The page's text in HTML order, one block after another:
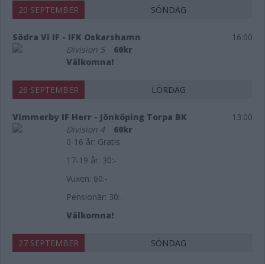
20 SEPTEMBER SÖNDAG
Södra Vi IF - IFK Oskarshamn
16:00
Division 5
60kr
Välkomna!
26 SEPTEMBER LÖRDAG
Vimmerby IF Herr - Jönköping Torpa BK
13:00
Division 4
60kr
0-16 år: Gratis
17-19 år: 30:-
Vuxen: 60:-
Pensionär: 30:-
Välkomna!
27 SEPTEMBER SÖNDAG